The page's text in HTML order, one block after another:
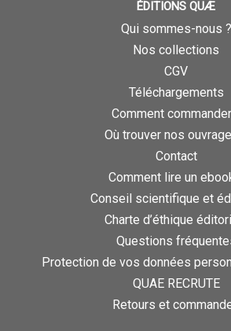
ÉDITIONS QUÆ
Qui sommes-nous ?
Nos collections
CGV
Téléchargements
Comment
Où trouver nos
Contact
Comment lire un
Conseil scientifique et
Charte d’éthique
Questions
Protection de vos données
QUAE RECRUTE
Retours et